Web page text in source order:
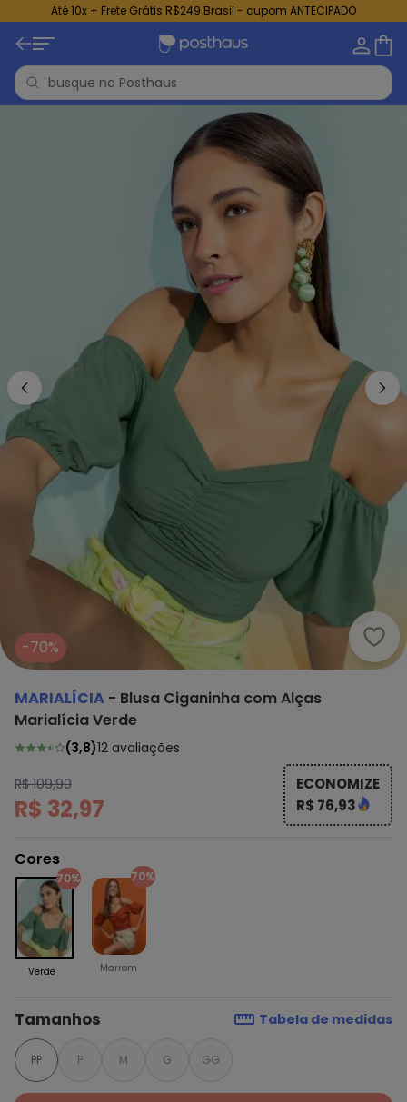
Até 10x + Frete Grátis R$249 Brasil - cupom ANTECIPADO
-70%
MARIALÍCIA - Blusa Ciganinha com Alças
Marialícia Verde
(3,8)12 avaliações
R$ 109,90
R$ 32,97
ECONOMIZE
R$ 76,93
Cores
70%
Verde
70%
Marrom
Tamanhos Tabela de medidas
PP P M G GG